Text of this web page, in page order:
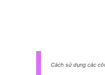
Cách sử dụng các